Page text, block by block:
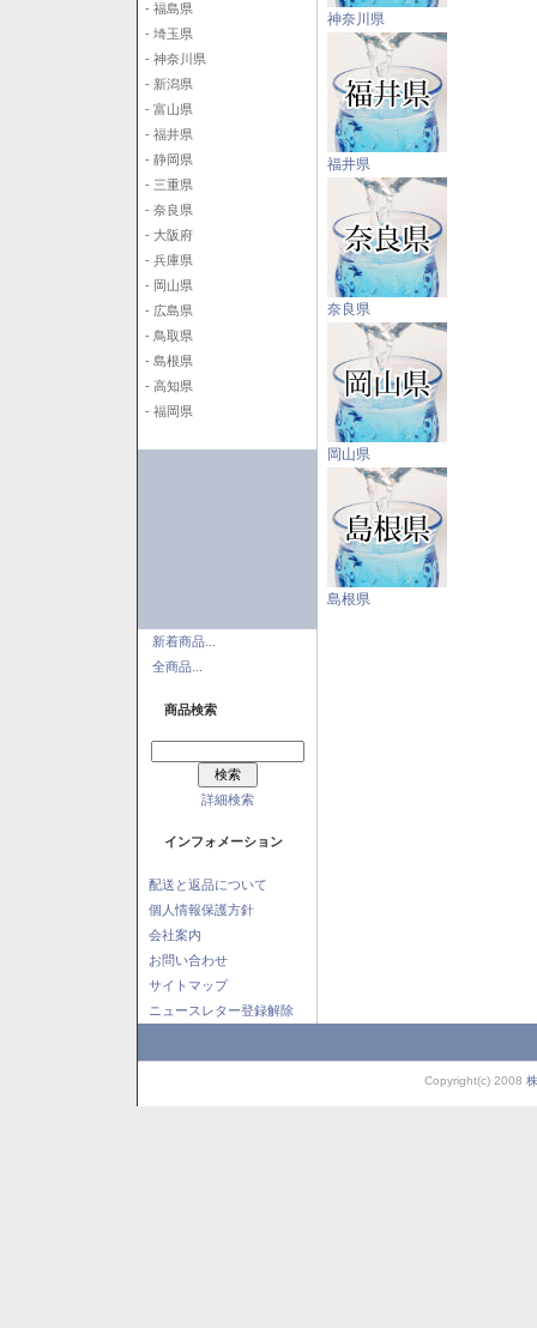
- 福島県
- 埼玉県
- 神奈川県
- 新潟県
- 富山県
- 福井県
- 静岡県
- 三重県
- 奈良県
- 大阪府
- 兵庫県
- 岡山県
- 広島県
- 鳥取県
- 島根県
- 高知県
- 福岡県
新着商品...
全商品...
商品検索
詳細検索
インフォメーション
配送と返品について
個人情報保護方針
会社案内
お問い合わせ
サイトマップ
ニュースレター登録解除
神奈川県
福井県
奈良県
岡山県
島根県
Copyright(c) 2008